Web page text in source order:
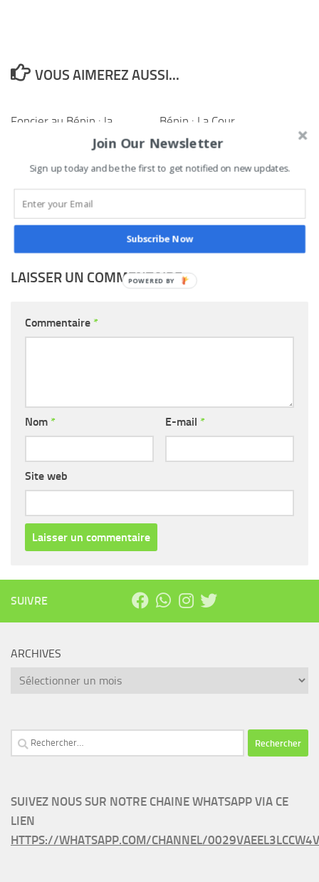
VOUS AIMEREZ AUSSI...
Foncier au Bénin : la
mairie d’Adjohoun
de son territoire
9 JUIN 2026
Bénin : La Cour
constitutionnelle renvoie
recours des avocats de
Steve Amoussou
16 JANVIER 2025
LAISSER UN COMMENTAIRE
Commentaire *
Nom * E-mail *
Site web
SUIVRE
ARCHIVES
Archives
Rechercher :
SUIVEZ NOUS SUR NOTRE CHAINE WHATSAPP VIA CE
LIEN
HTTPS://WHATSAPP.COM/CHANNEL/
Join Our Newsletter
Sign up today and be the first to get notified on new updates.
Subscribe Now